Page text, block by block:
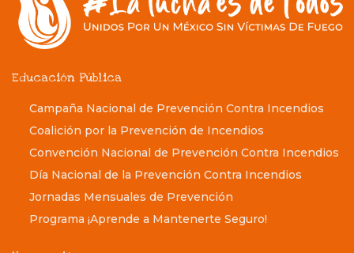
Educación Pública
Campaña Nacional de Prevención Contra Incendios
Coalición por la Prevención de Incendios
Convención Nacional de Prevención Contra Incendios
Día Nacional de la Prevención Contra Incendios
Jornadas Mensuales de Prevención
Programa ¡Aprende a Mantenerte Seguro!